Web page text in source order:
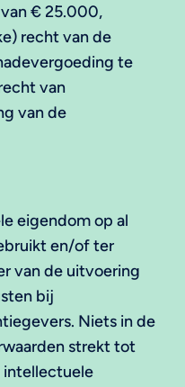
€ 25.000,
recht van de
te
van
van de
eigendom op al
en/of ter
van de uitvoering
bij
Niets in de
strekt tot
intellectuele